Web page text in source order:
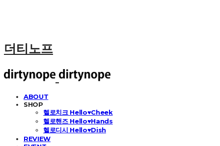
더티노프
ABOUT
SHOP
헬로치크 Hello♥Cheek
헬로핸즈 Hello♥Hands
헬로디시 Hello♥Dish
REVIEW